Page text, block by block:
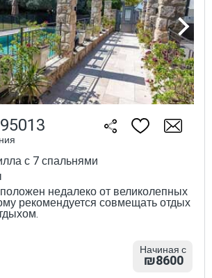
с 7 спальнями
недалеко от великолепных
рекомендуется совмещать отдых
Начиная с
₪8600